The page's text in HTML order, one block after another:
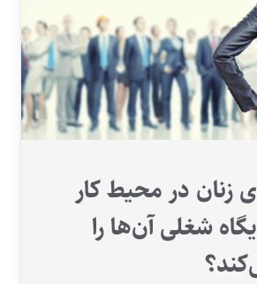
زنان در محیط کار
شغلی آن‌ها را